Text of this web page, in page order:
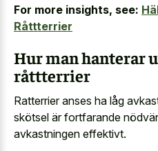
For more insights, see:
Råttterrier
Hur man hanterar
råttterrier
Ratterrier anses ha låg
skötsel är fortfarande
avkastningen effektivt.